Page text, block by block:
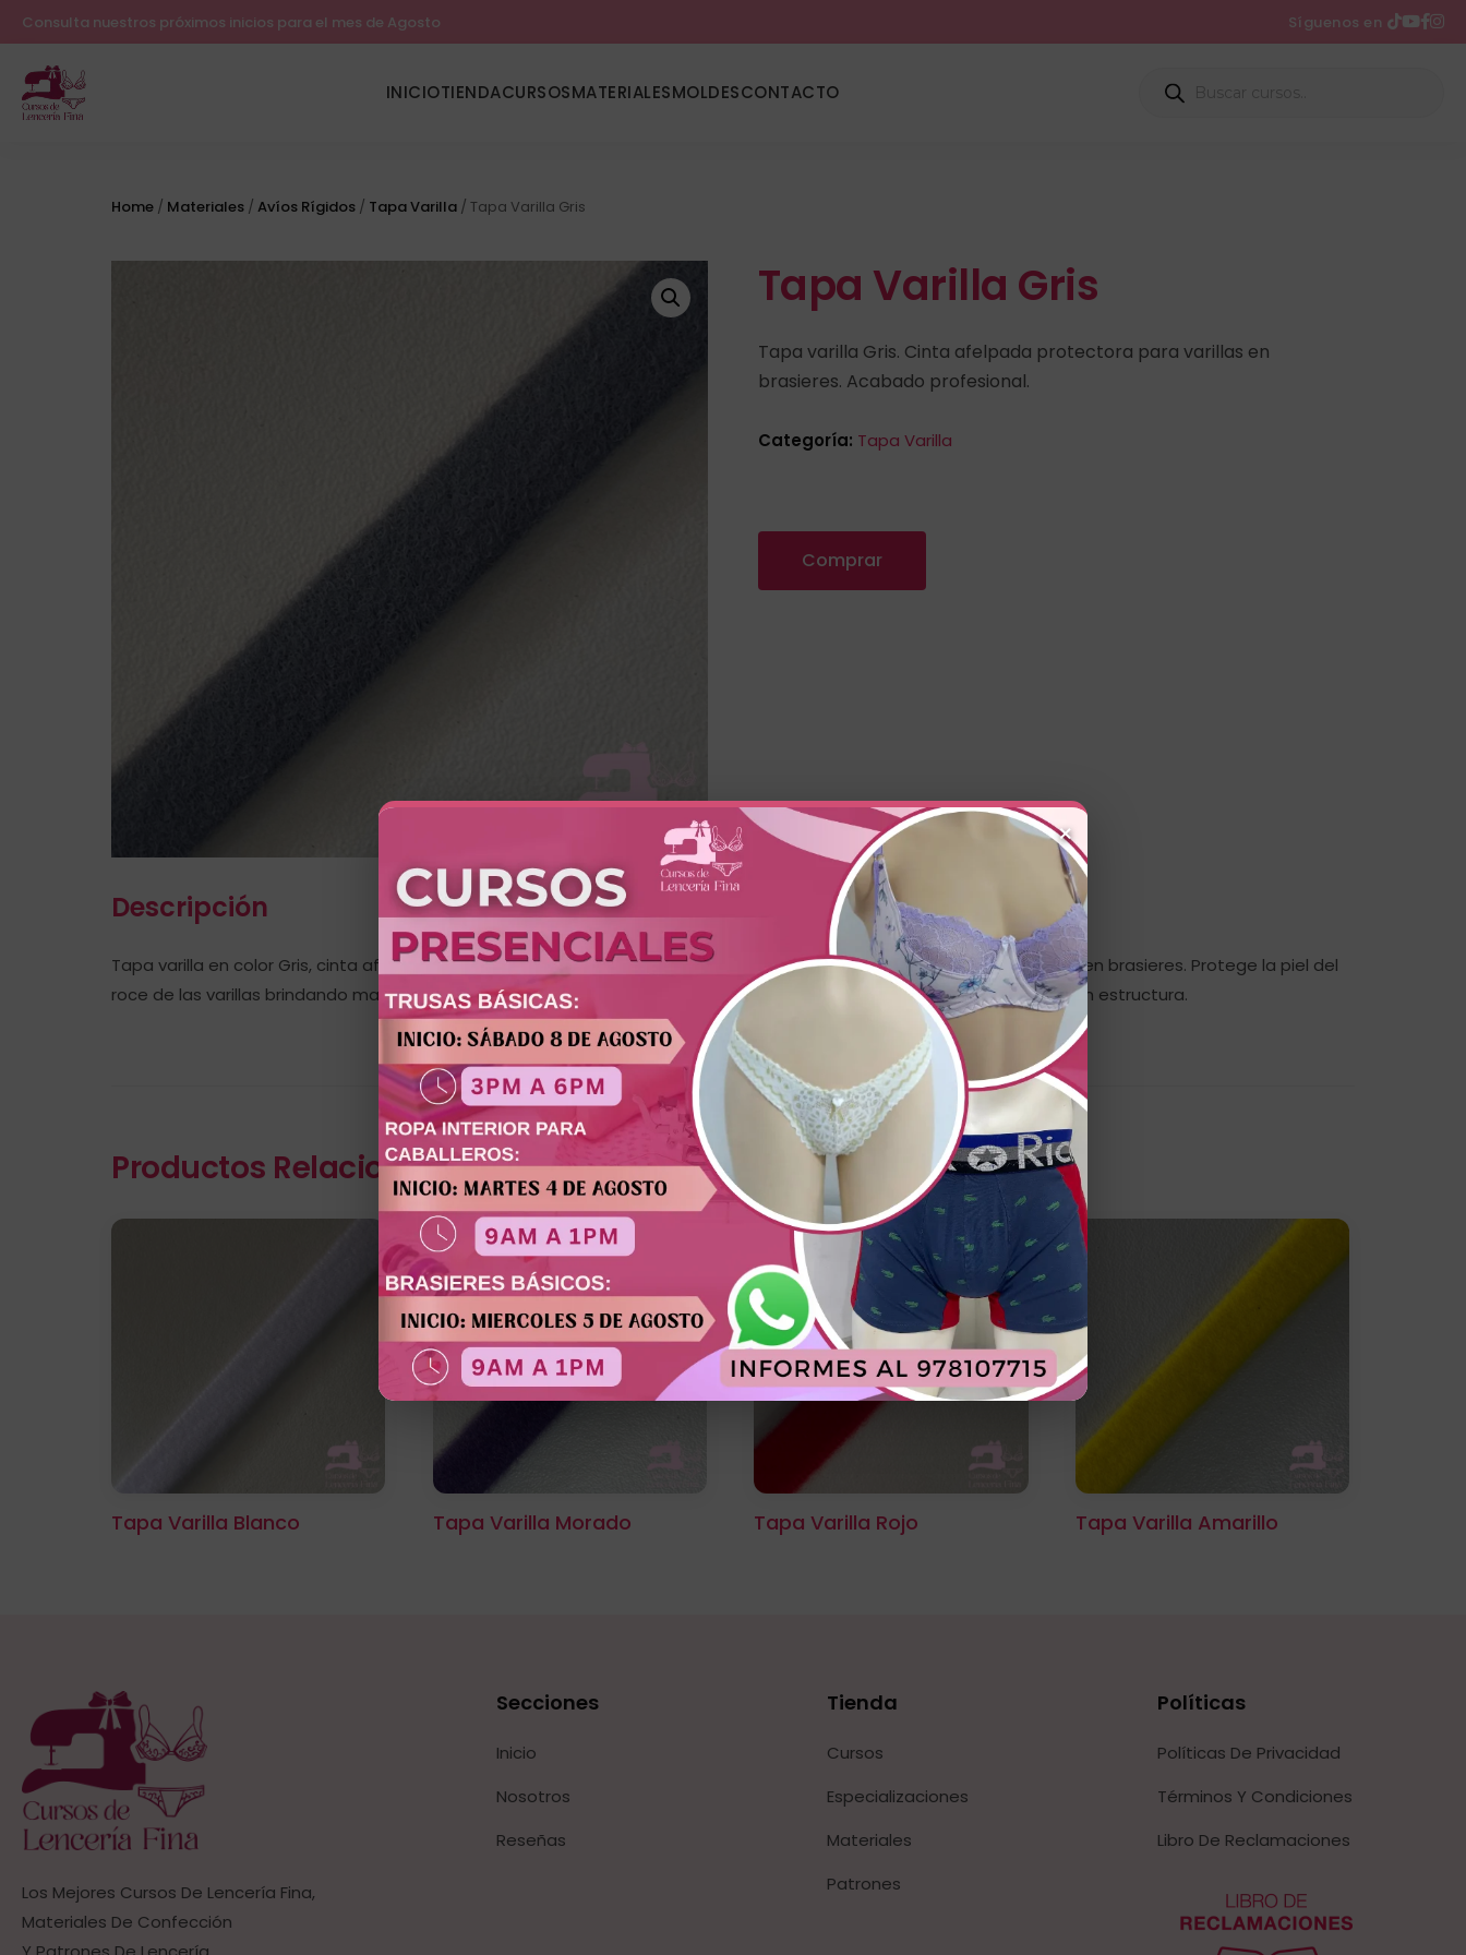
Consulta nuestros próximos inicios para el mes de Agosto Síguenos en
INICIOTIENDACURSOSMATERIALESMOLDESCONTACTO
Home / Materiales / Avíos Rígidos / Tapa Varilla / Tapa Varilla Gris
Tapa Varilla Gris
Tapa varilla Gris. Cinta afelpada protectora para varillas en
brasieres. Acabado profesional.
Categoría: Tapa Varilla
Comprar
Descripción
Tapa varilla en color Gris, cinta afelpada diseñada para la colocación de varillas metálicas y barbas de silicona o metal en brasieres. Protege la piel del
roce de las varillas brindando mayor comodidad. Indispensable para un acabado profesional en prendas de lencería con estructura.
Productos Relacionados
Tapa Varilla Blanco Tapa Varilla Morado Tapa Varilla Rojo Tapa Varilla Amarillo
Los Mejores Cursos De Lencería Fina,
Materiales De Confección
Secciones
Inicio
Nosotros
Reseñas
Tienda
Cursos
Especializaciones
Materiales
Patrones
Políticas
Políticas De Privacidad
Términos Y Condiciones
Libro De Reclamaciones
×